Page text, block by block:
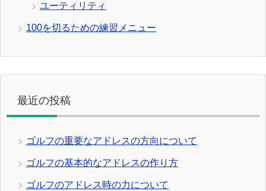
ユーティリティ
100を切るための練習メニュー
最近の投稿
ゴルフの重要なアドレスの方向について
ゴルフの基本的なアドレスの作り方
ゴルフのアドレス時の力について